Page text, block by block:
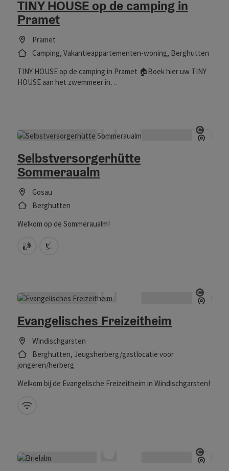
TINY HOUSE op de camping in
Pramet
Pramet
Camping, Vakantieappartementen-woning, Berghutten
TINY HOUSE op de camping in Pramet 🏠Boek hier uw TINY
HOUSE aan het zwemmeer in
Start
Selbstversorgerhütte
Sommeraualm
Gosau
Berghutten
Welkom op de Sommeraualm!
Sauna
Start
Evangelisches Freizeitheim
Windischgarsten
Berghutten, Jeugsherberg/gastlocatie voor
jongeren/herberg
Welkom bij de Evangelische Freizeitheim in Windischgarsten!
W-LAN (gratis)
Start